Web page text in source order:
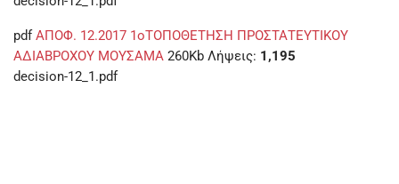
pdf ΑΠΟΦ. 12.2017 1οΤΟΠΟΘΕΤΗΣΗ ΠΡΟΣΤΑΤΕΥΤΙΚΟΥ
ΑΔΙΑΒΡΟΧΟΥ ΜΟΥΣΑΜΑ 260Kb Λήψεις: 1,195
decision-12_1.pdf